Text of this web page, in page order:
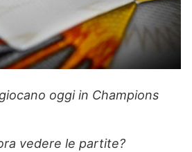
oggi in Champions
vedere le partite?